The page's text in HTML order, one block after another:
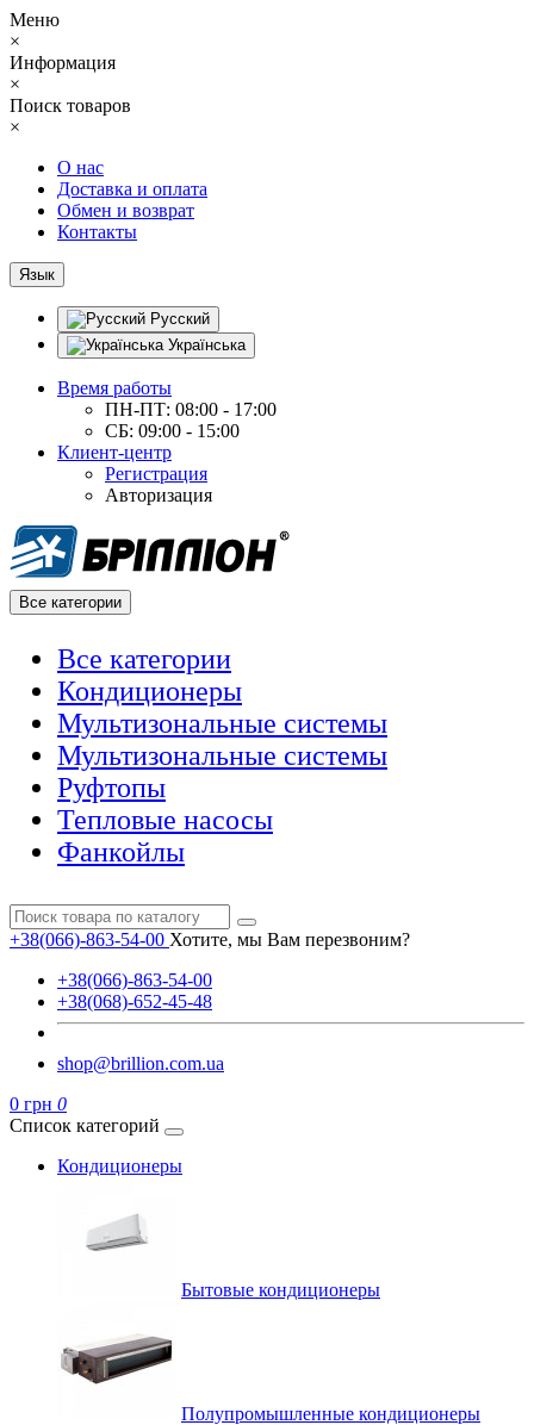
Меню
×
Информация
×
Поиск товаров
×
О нас
Доставка и оплата
Обмен и возврат
Контакты
Язык
Русский
Українська
Время работы
ПН-ПТ: 08:00 - 17:00
СБ: 09:00 - 15:00
Клиент-центр
Регистрация
Авторизация
Все категории
Все категории
Кондиционеры
Мультизональные системы
Мультизональные системы
Руфтопы
Тепловые насосы
Фанкойлы
+38(066)-863-54-00 Хотите, мы Вам перезвоним?
+38(066)-863-54-00
+38(068)-652-45-48
shop@brillion.com.ua
0 грн 0
Список категорий
Кондиционеры
Бытовые кондиционеры
Полупромышленные кондиционеры